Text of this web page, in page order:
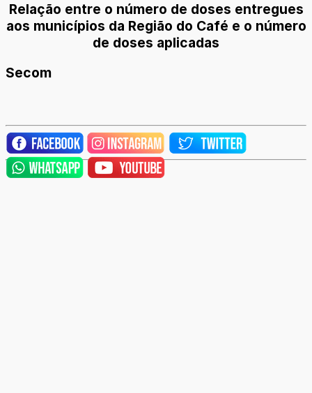
Relação entre o número de doses entregues
aos municípios da Região do Café e o número
de doses aplicadas
Secom